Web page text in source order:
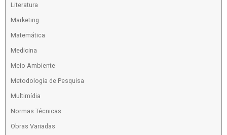
Literatura
Marketing
Matemática
Medicina
Meio Ambiente
Metodologia de Pesquisa
Multimídia
Normas Técnicas
Obras Variadas